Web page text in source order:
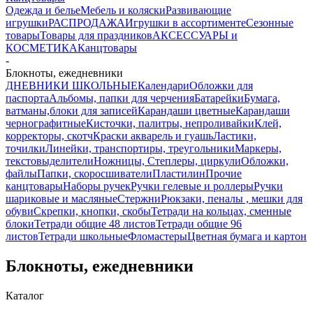
Одежда и бельеМебель и коляскиРазвивающие
игрушкиРАСПРОДАЖАИгрушки в ассортиментеСезонные
товарыТовары для праздниковАКСЕССУАРЫ и
КОСМЕТИКАКанцтовары
-
Блокноты, ежедневники
ДНЕВНИКИ ШКОЛЬНЫЕКалендариОбложки для
паспортаАльбомы, папки для черченияБатарейкиБумага,
ватманы,блоки для записейКарандаши цветныеКарандаши
чернографитныеКисточки, палитры, непроливайкиКлей,
корректоры, скотчКраски акварель и гуашьЛастики,
точилкиЛинейки, транспортиры, треугольникиМаркеры,
текстовыделителиНожницы, Степлеры, циркулиОбложки,
файлыПапки, скоросшивателиПластилинПрочие
канцтоварыНаборы ручекРучки гелевые и роллерыРучки
шариковые и масляныеСтержниРюкзаки, пеналы , мешки для
обувиСкрепки, кнопки, скобыТетради на кольцах, сменные
блокиТетради общие 48 листовТетради общие 96
листовТетради школьныеФломастерыЦветная бумага и картон
Блокноты, ежедневники
Каталог